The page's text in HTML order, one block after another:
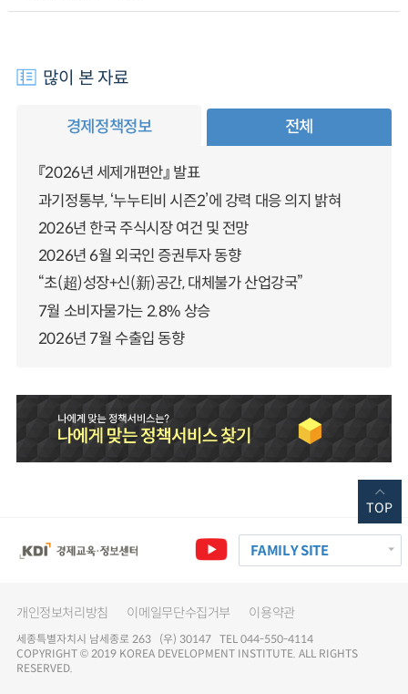
많이 본 자료
경제정책정보 전체
『2026년 세제개편안』 발표
과기정통부, ‘누누티비 시즌2’에 강력 대응 의지 밝혀
2026년 한국 주식시장 여건 및 전망
2026년 6월 외국인 증권투자 동향
“초(超)성장+신(新)공간, 대체불가 산업강국”
7월 소비자물가는 2.8% 상승
2026년 7월 수출입 동향
FAMILY SITE
개인정보처리방침 이메일무단수집거부 이용약관
세종특별자치시 남세종로 263 (우) 30147 TEL 044-550-4114
COPYRIGHT © 2019 KOREA DEVELOPMENT INSTITUTE. ALL RIGHTS
RESERVED.
TOP